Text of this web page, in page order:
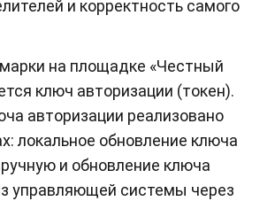
и корректность самого
на площадке «Честный
ключ авторизации (токен).
авторизации реализовано
локальное обновление ключа
и обновление ключа
управляющей системы через